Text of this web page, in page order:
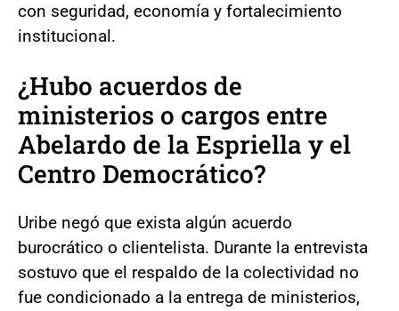
con seguridad, economía y fortalecimiento
institucional.
¿Hubo acuerdos de
ministerios o cargos entre
Abelardo de la Espriella y el
Centro Democrático?
Uribe negó que exista algún acuerdo
burocrático o clientelista. Durante la entrevista
sostuvo que el respaldo de la colectividad no
fue condicionado a la entrega de ministerios,